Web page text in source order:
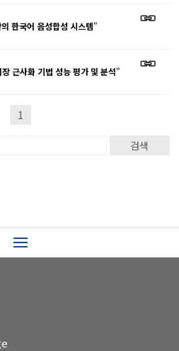
한국어 음성합성 시스템"
근사화 기법 성능 평가 및 분석"
1
검색